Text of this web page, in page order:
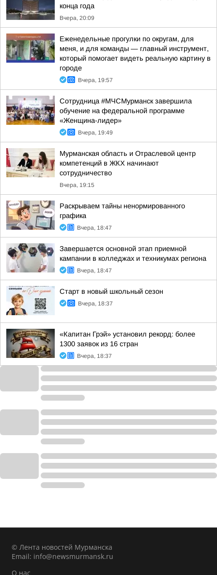
конца года
Вчера, 20:09
Еженедельные прогулки по округам, для
меня, и для команды — главный инструмент,
который помогает видеть реальную картину в
городе
Вчера, 19:57
Сотрудница #МЧСМурманск завершила
обучение на федеральной программе
«Женщина-лидер»
Вчера, 19:49
Мурманская область и Отраслевой центр
компетенций в ЖКХ начинают
сотрудничество
Вчера, 19:15
Раскрываем тайны ненормированного
графика
Вчера, 18:47
Завершается основной этап приемной
кампании в колледжах и техникумах региона
Вчера, 18:47
Старт в новый школьный сезон
Вчера, 18:37
«Капитан Грэй» установил рекорд: более
1300 заявок из 16 стран
Вчера, 18:37
© Лента новостей Мурманска
Email: info@newsmurmansk.ru
О нас